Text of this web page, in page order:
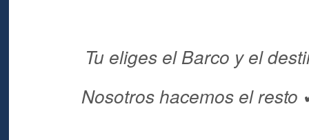
Tu eliges el Barco y el
Nosotros hacemos el resto